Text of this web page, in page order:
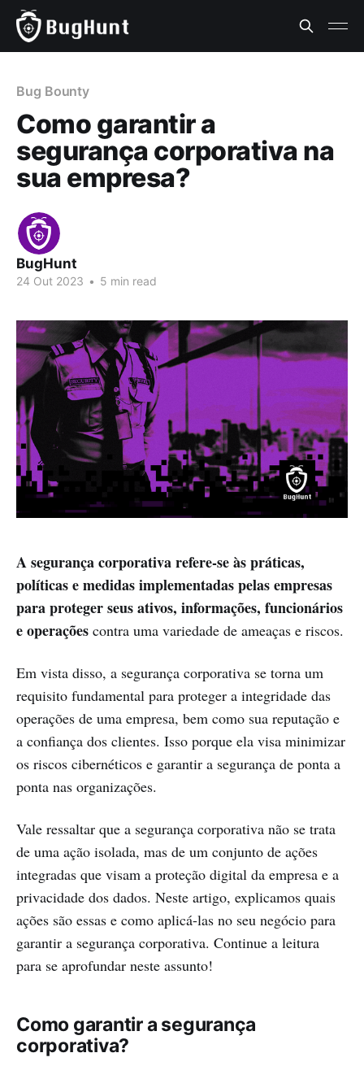
Bug Bounty
Como garantir a
segurança corporativa na
sua empresa?
BugHunt
24 Out 2023 • 5 min read
A segurança corporativa refere-se às práticas,
políticas e medidas implementadas pelas empresas
para proteger seus ativos, informações, funcionários
e operações contra uma variedade de ameaças e riscos.
Em vista disso, a segurança corporativa se torna um
requisito fundamental para proteger a integridade das
operações de uma empresa, bem como sua reputação e
a confiança dos clientes. Isso porque ela visa minimizar
os riscos cibernéticos e garantir a segurança de ponta a
ponta nas organizações.
Vale ressaltar que a segurança corporativa não se trata
de uma ação isolada, mas de um conjunto de ações
integradas que visam a proteção digital da empresa e a
privacidade dos dados. Neste artigo, explicamos quais
ações são essas e como aplicá-las no seu negócio para
garantir a segurança corporativa. Continue a leitura
para se aprofundar neste assunto!
Como garantir a segurança
corporativa?